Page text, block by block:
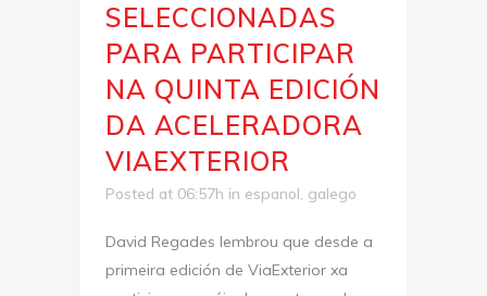
SELECCIONADAS
PARA PARTICIPAR
NA QUINTA EDICIÓN
DA ACELERADORA
VIAEXTERIOR
Posted at 06:57h in espanol, galego
David Regades lembrou que desde a
primeira edición de ViaExterior xa